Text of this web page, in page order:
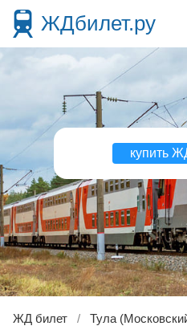
ЖДбилет.ру
купить
ЖД билет
Тула